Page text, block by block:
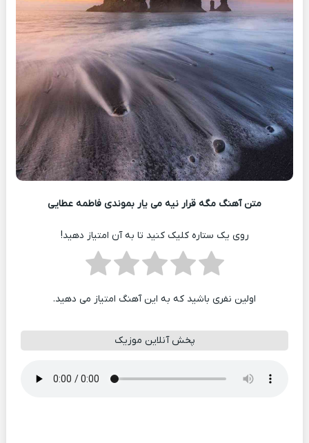
متن آهنگ مگه قرار نیه می یار بموندی فاطمه عطایی
روی یک ستاره کلیک کنید تا به آن امتیاز دهید!
اولین نفری باشید که به این آهنگ امتیاز می دهید.
پخش آنلاین موزیک